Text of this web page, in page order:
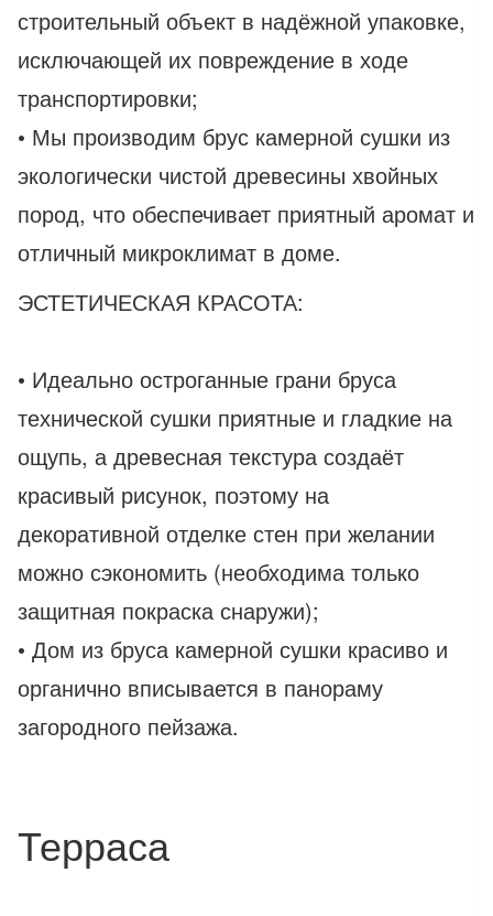
строительный объект в надёжной упаковке,
исключающей их повреждение в ходе
транспортировки;
• Мы производим брус камерной сушки из
экологически чистой древесины хвойных
пород, что обеспечивает приятный аромат и
отличный микроклимат в доме.
ЭСТЕТИЧЕСКАЯ КРАСОТА:
• Идеально остроганные грани бруса
технической сушки приятные и гладкие на
ощупь, а древесная текстура создаёт
красивый рисунок, поэтому на
декоративной отделке стен при желании
можно сэкономить (необходима только
защитная покраска снаружи);
• Дом из бруса камерной сушки красиво и
органично вписывается в панораму
загородного пейзажа.
Терраса